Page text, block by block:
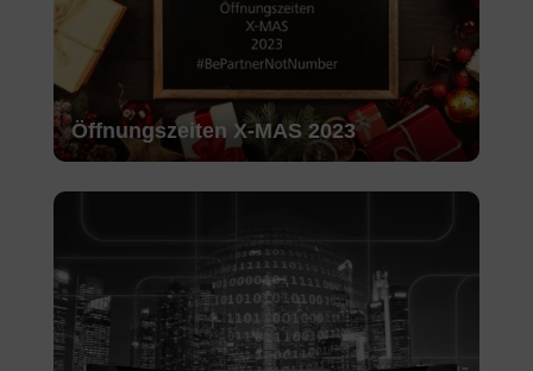
Öffnungszeiten X-MAS 2023